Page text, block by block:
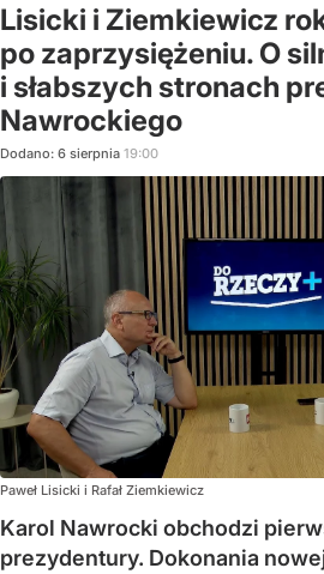
Lisicki i Ziemkiewicz
po zaprzysiężeniu. O
i słabszych stronach
Nawrockiego
Dodano: 6 sierpnia 19:00
Paweł Lisicki i Rafał Ziemkiewicz
Karol Nawrocki obchodzi
prezydentury. Dokonania